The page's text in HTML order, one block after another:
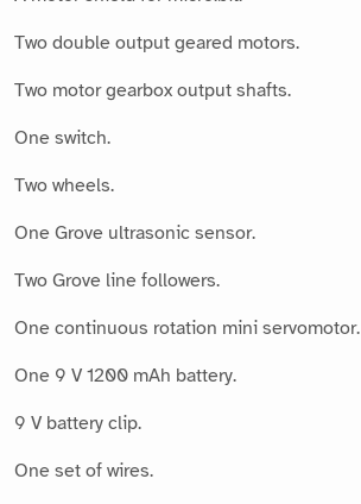
Two double output geared motors.
Two motor gearbox output shafts.
One switch.
Two wheels.
One Grove ultrasonic sensor.
Two Grove line followers.
One continuous rotation mini servomotor.
One 9 V 1200 mAh battery.
9 V battery clip.
One set of wires.